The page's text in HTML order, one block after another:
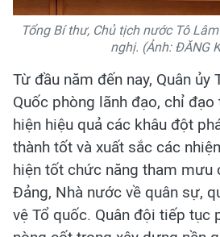
Tổng Bí thư, Chủ tịch nước Tô
nghị. (Ảnh: ĐĂNG
Từ đầu năm đến nay, Quân ủy
Quốc phòng lãnh đạo, chỉ
hiện hiệu quả các khâu đột
thành tốt và xuất sắc các
hiện tốt chức năng tham mưu
Đảng, Nhà nước về quân sự,
vệ Tổ quốc. Quân đội tiếp tục